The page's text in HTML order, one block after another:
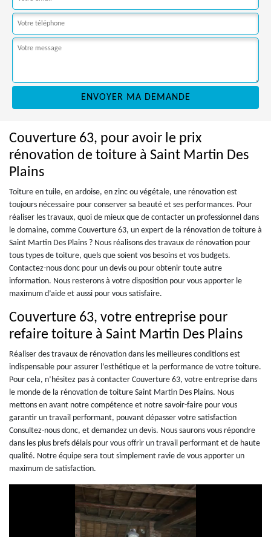
Couverture 63, pour avoir le prix
rénovation de toiture à Saint Martin Des
Plains
Toiture en tuile, en ardoise, en zinc ou végétale, une rénovation est
toujours nécessaire pour conserver sa beauté et ses performances. Pour
réaliser les travaux, quoi de mieux que de contacter un professionnel dans
le domaine, comme Couverture 63, un expert de la rénovation de toiture à
Saint Martin Des Plains ? Nous réalisons des travaux de rénovation pour
tous types de toiture, quels que soient vos besoins et vos budgets.
Contactez-nous donc pour un devis ou pour obtenir toute autre
information. Nous resterons à votre disposition pour vous apporter le
maximum d’aide et aussi pour vous satisfaire.
Couverture 63, votre entreprise pour
refaire toiture à Saint Martin Des Plains
Réaliser des travaux de rénovation dans les meilleures conditions est
indispensable pour assurer l’esthétique et la performance de votre toiture.
Pour cela, n’hésitez pas à contacter Couverture 63, votre entreprise dans
le monde de la rénovation de toiture Saint Martin Des Plains. Nous
mettons en avant notre compétence et notre savoir-faire pour vous
garantir un travail performant, pouvant dépasser votre satisfaction
Consultez-nous donc, et demandez un devis. Nous saurons vous répondre
dans les plus brefs délais pour vous offrir un travail performant et de haute
qualité. Notre équipe sera tout simplement ravie de vous apporter un
maximum de satisfaction.